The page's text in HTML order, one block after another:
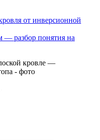
от инверсионной
— разбор понятия на